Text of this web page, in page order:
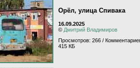
Орёл, улица Спивака
16.09.2025
© Дмитрий Владимиров
Просмотров: 266 /
415 КБ